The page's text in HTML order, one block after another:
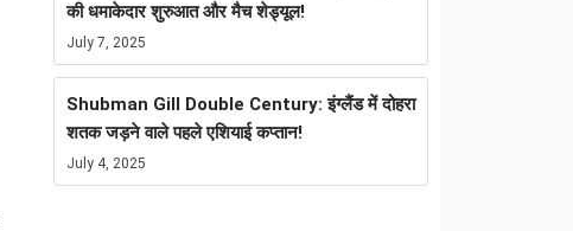
की धमाकेदार शुरुआत और मैच शेड्यूल!
July 7, 2025
Shubman Gill Double Century: इंग्लैंड में दोहरा
शतक जड़ने वाले पहले एशियाई कप्तान!
July 4, 2025